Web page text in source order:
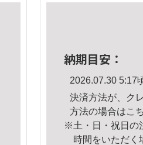
納期目安：
2026.07.30 5:17
決済方法が、ク
方法の場合はこ
※土・日・祝日の
時間をいただく